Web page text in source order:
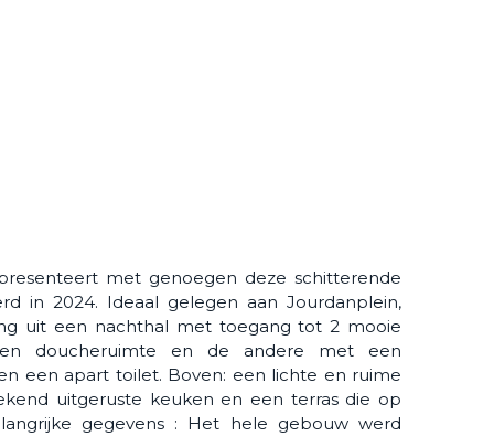
met genoegen deze schitterende
in 2024. Ideaal gelegen aan Jourdanplein,
uit een nachthal met toegang tot 2 mooie
doucheruimte en de andere met een
een apart toilet. Boven: een lichte en ruime
uitgeruste keuken en een terras die op
gegevens : Het hele gebouw werd